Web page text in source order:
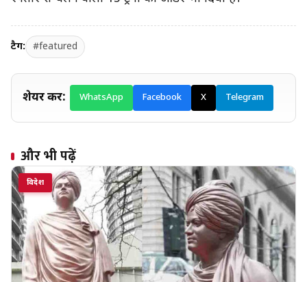
टैग: #featured
शेयर करें: WhatsApp Facebook X Telegram
और भी पढ़ें
विदेश